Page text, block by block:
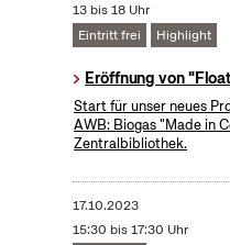
13 bis 18 Uhr
Eintritt frei
Highlight
Eröffnung von
Start für unser neues
AWB: Biogas "Made in
Zentralbibliothek.
17.10.2023
15:30 bis 17:30 Uhr